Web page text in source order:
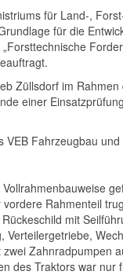
für Land-,
für die
Züllsdorf im
einer
Fahrzeugbau
Rahmenteil
mit
Zahnradpumpen
des Traktors war